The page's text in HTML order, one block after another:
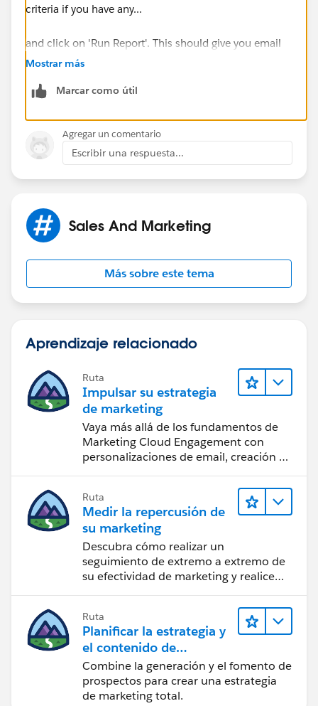
criteria if you have any...
and click on 'Run Report'. This should give you email
of all the contacts available. Now click on 'Export
Mostrar más
Marcar como útil
Agregar un comentario
Escribir una respuesta...
Sales And Marketing
Más sobre este tema
Aprendizaje relacionado
Ruta
Impulsar su estrategia
de marketing
Vaya más allá de los fundamentos de
Marketing Cloud Engagement con
personalizaciones de email, creación de
Ruta
Medir la repercusión de
su marketing
Descubra cómo realizar un
seguimiento de extremo a extremo de
su efectividad de marketing y realice
Ruta
Planificar la estrategia y
el contenido de
marketing con
Marketing Cloud
Account Engagement
Combine la generación y el fomento de
prospectos para crear una estrategia
de marketing total.